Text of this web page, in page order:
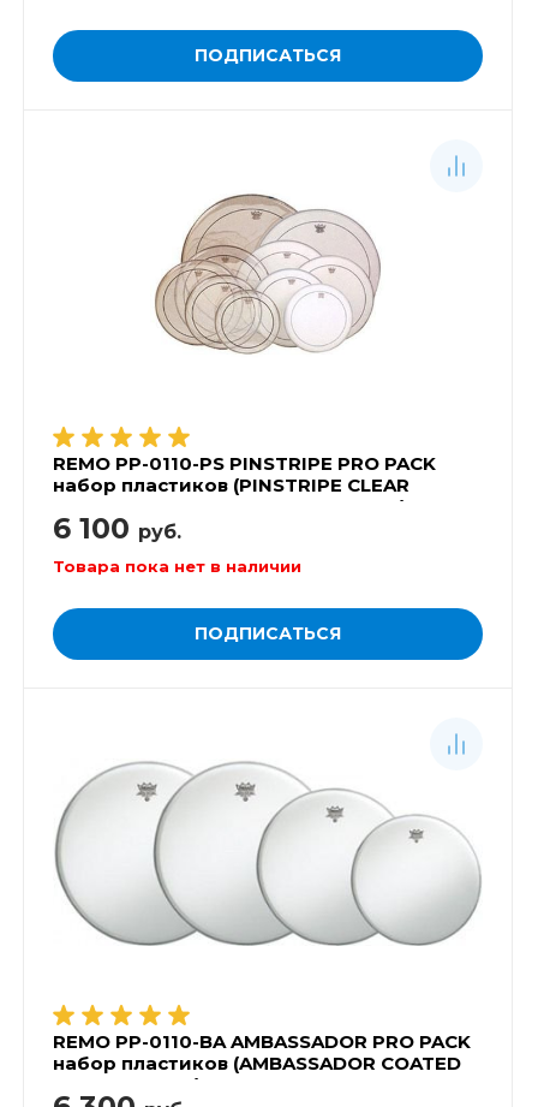
ПОДПИСАТЬСЯ
REMO PP-0110-PS PINSTRIPE PRO PACK
набор пластиков (PINSTRIPE CLEAR
10',12',14', AMBASSADOR COATED 14')
6 100 руб.
Товара пока нет в наличии
ПОДПИСАТЬСЯ
REMO PP-0110-BA AMBASSADOR PRO PACK
набор пластиков (AMBASSADOR COATED
10',12',14'-2ШТ.)